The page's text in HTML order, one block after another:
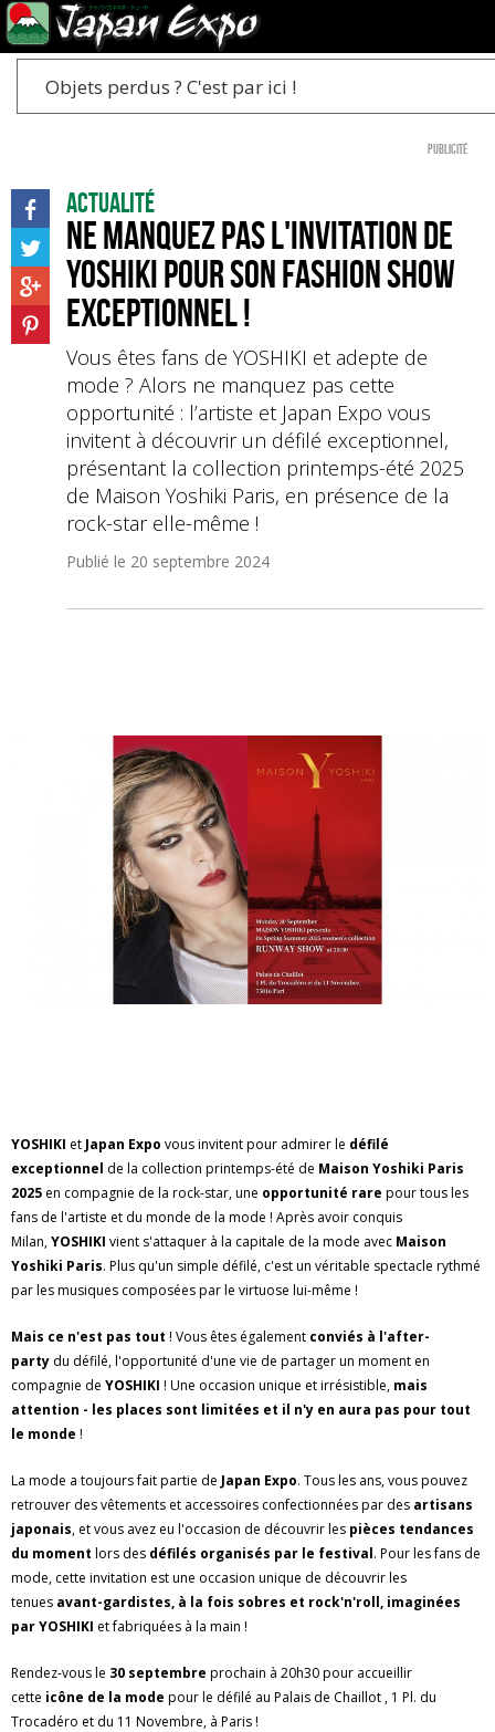
Objets perdus ? C'est par ici !
Publicité
Actualité
Ne manquez pas l'invitation de
YOSHIKI pour son fashion show
exceptionnel !
Vous êtes fans de YOSHIKI et adepte de
mode ? Alors ne manquez pas cette
opportunité : l’artiste et Japan Expo vous
invitent à découvrir un défilé exceptionnel,
présentant la collection printemps-été 2025
de Maison Yoshiki Paris, en présence de la
rock-star elle-même !
Publié le 20 septembre 2024
YOSHIKI et Japan Expo vous invitentpour admirer le défilé
exceptionnel de la collection printemps-été de Maison Yoshiki Paris
2025 en compagnie de la rock-star, une opportunité rare pour tous les
fans de l'artiste et du monde de la mode ! Après avoir conquis
Milan,YOSHIKI vient s'attaquer à la capitale de la mode avec Maison
Yoshiki Paris. Plus qu'un simple défilé, c'est un véritable spectacle rythmé
par les musiques composées par le virtuose lui-même !
Mais ce n'est pas tout ! Vous êtes également conviés à l'after-
party du défilé, l'opportunité d'une vie de partager un moment en
compagnie de YOSHIKI ! Une occasion unique et irrésistible, mais
attention - les places sont limitées et il n'y en aura pas pour tout
le monde !
La mode a toujours fait partie de Japan Expo. Tous les ans, vous pouvez
retrouver des vêtements et accessoires confectionnées par des artisans
japonais, et vous avez eu l'occasion de découvrir les pièces tendances
du moment lors des défilés organisés par le festival. Pour les fans de
mode, cette invitation est une occasion unique de découvrir les
tenues avant-gardistes, à la fois sobres et rock'n'roll, imaginées
par YOSHIKI et fabriquées à la main !
Rendez-vous le 30 septembre prochain à 20h30 pour accueillir
cette icône de la mode pour le défilé au Palais de Chaillot , 1 Pl. du
Trocadéro et du 11 Novembre, à Paris !